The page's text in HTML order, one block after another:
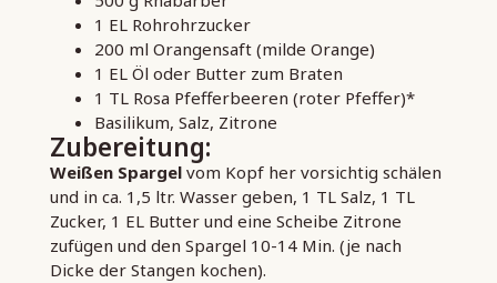
1 EL Rohrohrzucker
200 ml Orangensaft (milde Orange)
1 EL Öl oder Butter zum Braten
1 TL Rosa Pfefferbeeren (roter Pfeffer)*
Basilikum, Salz, Zitrone
Zubereitung:
Weißen Spargelvom Kopf her vorsichtig schälen
und in ca. 1,5 ltr. Wasser geben, 1 TL Salz, 1 TL
Zucker, 1 EL Butter und eine Scheibe Zitrone
zufügen und den Spargel 10-14 Min. (je nach
Dicke der Stangen kochen).